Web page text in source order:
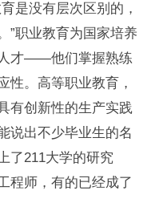
是没有层次区别的，
”职业教育为国家培养
才——他们掌握熟练
性。高等职业教育，
有创新性的生产实践
说出不少毕业生的名
了211大学的研究
程师，有的已经成了